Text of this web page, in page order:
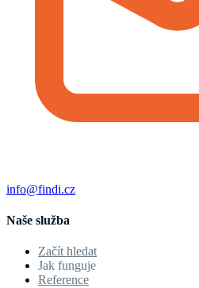
info@findi.cz
Naše služba
Začít hledat
Jak funguje
Reference